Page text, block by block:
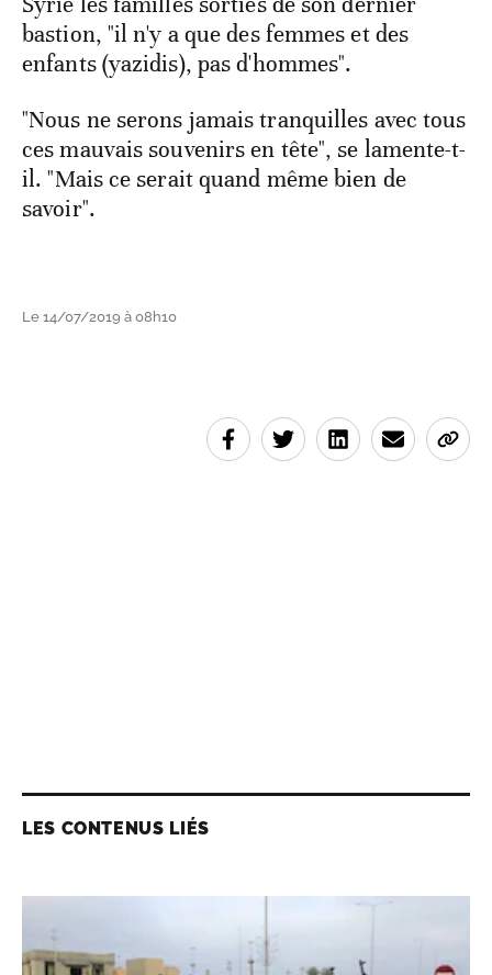
bastion, "il n'y a que des femmes et des
enfants (yazidis), pas d'hommes".
"Nous ne serons jamais tranquilles avec tous
ces mauvais souvenirs en tête", se lamente-t-
il. "Mais ce serait quand même bien de
savoir".
Le 14/07/2019 à 08h10
LES CONTENUS LIÉS